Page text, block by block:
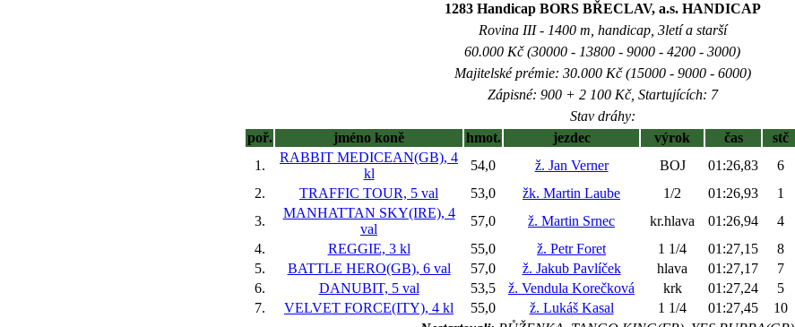
1283 Handicap BORS BŘECLAV, a.s. HANDICAP
Rovina III - 1400 m, handicap, 3letí a starší
60.000 Kč (30000 - 13800 - 9000 - 4200 - 3000)
Majitelské prémie: 30.000 Kč (15000 - 9000 - 6000)
Zápisné: 900 + 2 100 Kč, Startujících: 7
Stav dráhy:
poř.
jméno koně hmot. jezdec výrok čas stč
1.
RABBIT MEDICEAN(GB), 4
kl
54,0 ž. Jan Verner BOJ 01:26,83 6
2.
TRAFFIC TOUR, 5 val 53,0 žk. Martin Laube 1/2 01:26,93 1
3.
MANHATTAN SKY(IRE), 4
val
57,0 ž. Martin Srnec kr.hlava 01:26,94 4
4.
REGGIE, 3 kl 55,0 ž. Petr Foret 1 1/4 01:27,15 8
5.
BATTLE HERO(GB), 6 val 57,0 ž. Jakub Pavlíček hlava 01:27,17 7
6.
DANUBIT, 5 val 53,5 ž. Vendula Korečková krk 01:27,24 5
7.
VELVET FORCE(ITY), 4 kl 55,0 ž. Lukáš Kasal 1 1/4 01:27,45 10